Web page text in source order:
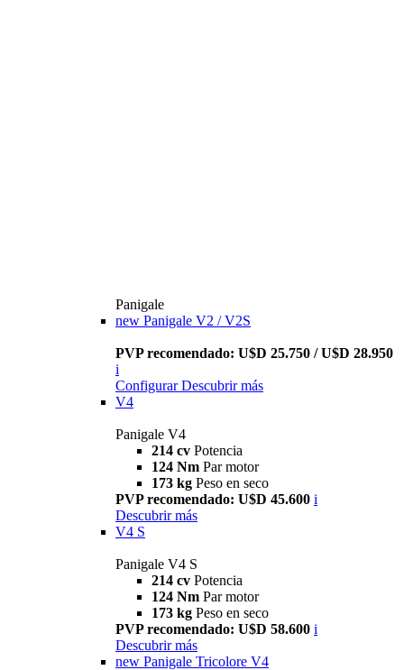
Panigale
new Panigale V2 / V2S
PVP recomendado: U$D 25.750 / U$D 28.950
i
Configurar Descubrir más
V4
Panigale V4
214 cv Potencia
124 Nm Par motor
173 kg Peso en seco
PVP recomendado: U$D 45.600 i
Descubrir más
V4 S
Panigale V4 S
214 cv Potencia
124 Nm Par motor
173 kg Peso en seco
PVP recomendado: U$D 58.600 i
Descubrir más
new Panigale Tricolore V4